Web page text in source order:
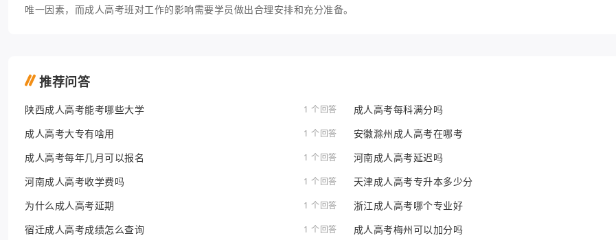
唯一因素，而成人高考班对工作的影响需要学员做出合理安排和充分准备。
推荐问答
陕西成人高考能考哪些大学 1 个回答 成人高考每科满分吗
成人高考大专有啥用 1 个回答 安徽滁州成人高考在哪考
成人高考每年几月可以报名 1 个回答 河南成人高考延迟吗
河南成人高考收学费吗 1 个回答 天津成人高考专升本多少分
为什么成人高考延期 1 个回答 浙江成人高考哪个专业好
宿迁成人高考成绩怎么查询 1 个回答 成人高考梅州可以加分吗